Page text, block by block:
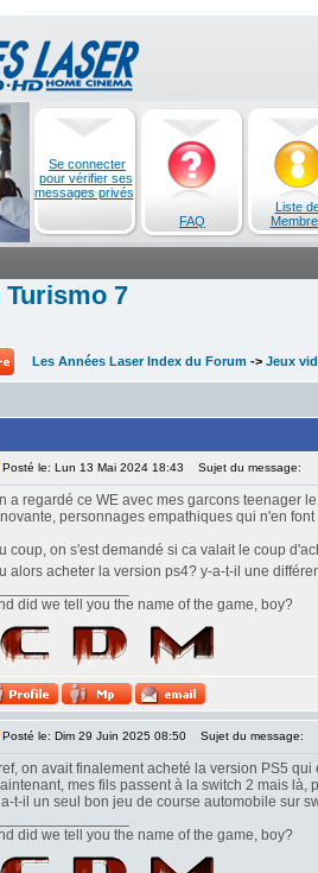
Se connecter
pour vérifier ses
messages privés
FAQ
Liste
Turismo 7
Les Années Laser Index du Forum -> Jeux
Posté le: Lun 13 Mai 2024 18:43 Sujet du message:
a regardé ce WE avec mes garcons teenager
personnages empathiques qui n'en
coup, on s'est demandé si ca valait le coup
alors acheter la version ps4? y-a-t-il une
did we tell you the name of the game, boy?
Posté le: Dim 29 Juin 2025 08:50 Sujet du message:
on avait finalement acheté la version PS5
mes fils passent à la switch 2 mais là,
t-il un seul bon jeu de course automobile sur
did we tell you the name of the game, boy?